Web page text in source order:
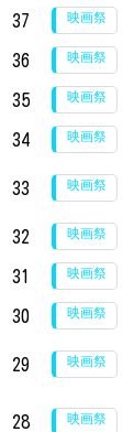
37
36
35
34
33
32
31
30
29
28